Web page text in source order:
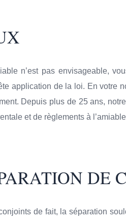
n’est pas envisageable,
application de la loi. En votre
Depuis plus de 25 ans,
et de règlements à
DE
de fait, la séparation